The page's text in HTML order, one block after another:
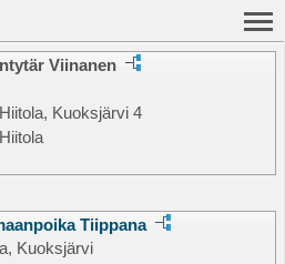
Viinanen
Kuoksjärvi 4
Tiippana
Kuoksjärvi